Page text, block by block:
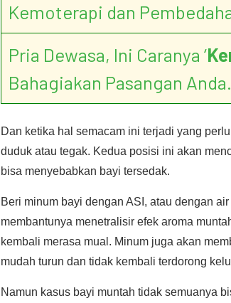
Kemoterapi dan
Pria Dewasa, Ini Caranya ‘
Bahagiakan Pasangan Anda.
Dan ketika hal semacam ini terjadi yang
duduk atau tegak. Kedua posisi ini akan
bisa menyebabkan bayi tersedak.
Beri minum bayi dengan ASI, atau dengan
membantunya menetralisir efek aroma
kembali merasa mual. Minum juga akan
mudah turun dan tidak kembali terdorong
Namun kasus bayi muntah tidak semuanya